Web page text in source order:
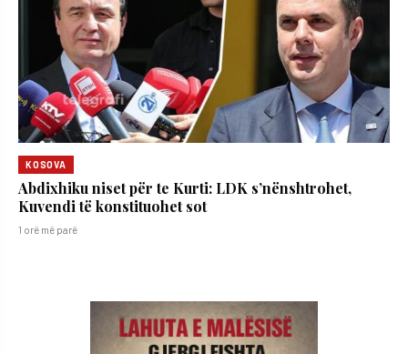
KOSOVA
Abdixhiku niset për te Kurti: LDK s’nënshtrohet,
Kuvendi të konstituohet sot
1 orë më parë